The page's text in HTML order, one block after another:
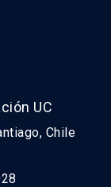
UC
Chile